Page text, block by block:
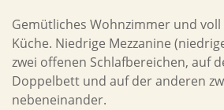
Gemütliches Wohnzimmer und
Küche. Niedrige Mezzanine
zwei offenen Schlafbereichen, auf
Doppelbett und auf der anderen
nebeneinander.